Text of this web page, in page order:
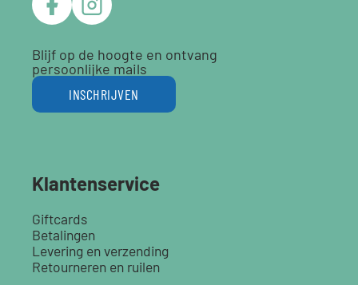
Blijf op de hoogte en ontvang
persoonlijke mails
INSCHRIJVEN
Klantenservice
Giftcards
Betalingen
Levering en verzending
Retourneren en ruilen